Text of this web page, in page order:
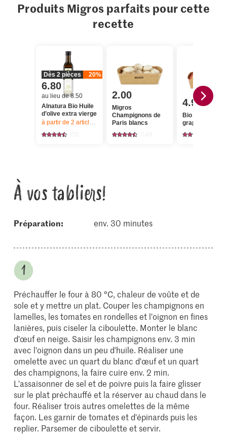
Produits Migros parfaits pour cette
recette
Dès 2 pièces 20%
6.80
au lieu de 8.50
Alnatura Bio Huile
d’olive extra vierge
à partir de 2 articles, Offre valable du 6.8 au 12.8.2026, jusqu’à
2.00
Migros
Champignons de
Paris blancs
4.95
Bio Tomates en
grappes
À vos tabliers!
Préparation: env. 30 minutes
Préchauffer le four à 80 °C, chaleur de voûte et de
sole et y mettre un plat. Couper les champignons en
lamelles, les tomates en rondelles et l'oignon en fines
lanières, puis ciseler la ciboulette. Monter le blanc
d'œuf en neige. Saisir les champignons env. 3 min
avec l'oignon dans un peu d'huile. Réaliser une
omelette avec un quart du blanc d'œuf et un quart
des champignons, la faire cuire env. 2 min.
L'assaisonner de sel et de poivre puis la faire glisser
sur le plat préchauffé et la réserver au chaud dans le
four. Réaliser trois autres omelettes de la même
façon. Les garnir de tomates et d'épinards puis les
replier. Parsemer de ciboulette et servir.